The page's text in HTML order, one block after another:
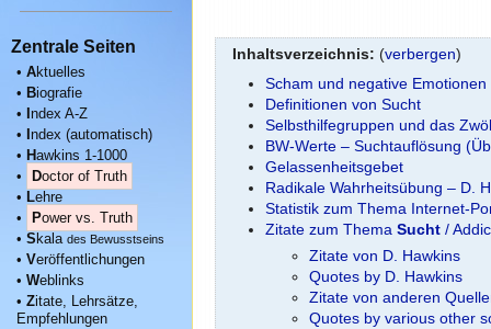
Zentrale Seiten
• Aktuelles
• Biografie
• ndex A-Z
• ndex (automatisch)
• Hawkins 1-1000
•
Doctor of Truth
• Lehre
•
Power vs. Truth
• S kala des Bewusstseins
• Veröffentlichungen
• Weblinks
• Zitate, Lehrsätze,
Empfehlungen
Inhaltsverzeichnis: (verbergen)
Scham und negative
Definitionen von Sucht
Selbsthilfegruppen und das
BW-Werte – Suchtauflösung
Gelassenheitsgebet
Radikale Wahrheitsübung – D.
Statistik zum Thema Internet-
Zitate zum Thema Sucht/
Zitate von D. Hawkins
Quotes by D. Hawkins
Zitate von anderen
Quotes by various other